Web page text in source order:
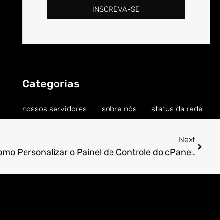
INSCREVA-SE
Categorias
nossos servidores sobre nós status da rede
Next
Personalizar o Painel de Controle do cPanel.